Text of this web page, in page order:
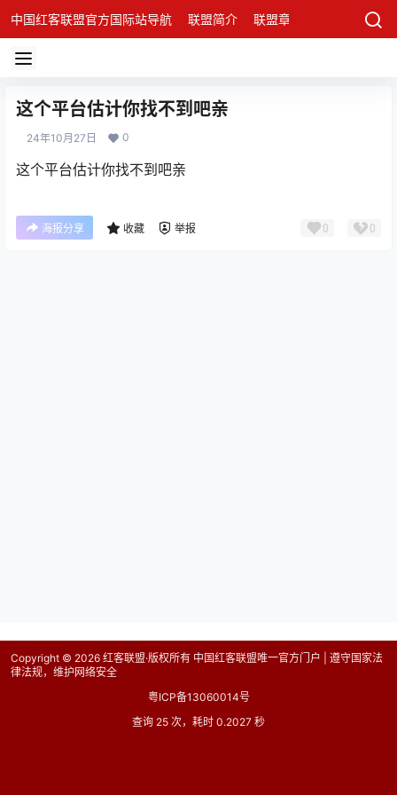
中国红客联盟官方国际站导航 联盟简介 联盟章程 联盟架构
这个平台估计你找不到吧亲
24年10月27日 0
这个平台估计你找不到吧亲
海报分享 收藏 举报 0 0
Copyright © 2026 红客联盟·版权所有 中国红客联盟唯一官方门户 | 遵守国家法
律法规，维护网络安全
粤ICP备13060014号
查询 25 次，耗时 0.2027 秒